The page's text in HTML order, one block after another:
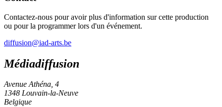
Contactez-nous pour avoir plus d'information sur cette production
ou pour la programmer lors d'un événement.
diffusion@iad-arts.be
Médiadiffusion
Avenue Athéna, 4
1348 Louvain-la-Neuve
Belgique